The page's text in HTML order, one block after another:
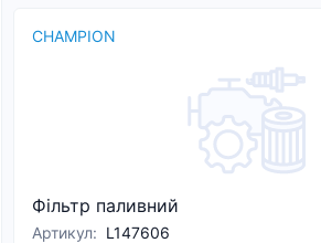
CHAMPION
Фільтр паливний
Артикул: L147606